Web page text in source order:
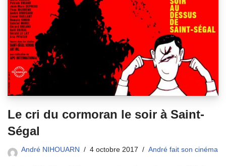
Le cri du cormoran le soir à Saint-
Ségal
André NIHOUARN 4 octobre 2017 André fait son cinéma